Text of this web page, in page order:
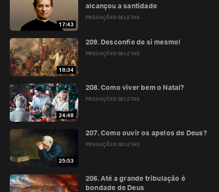
17:43
PREGAÇÕES SELETAS
alcançou a santidade
18:34
PREGAÇÕES SELETAS
209. Desconfie de si mesmo!
24:48
PREGAÇÕES SELETAS
208. Como viver bem o Natal?
25:53
PREGAÇÕES SELETAS
207. Como ouvir os apelos de Deus?
206. Até a grande tribulação é
bondade de Deus